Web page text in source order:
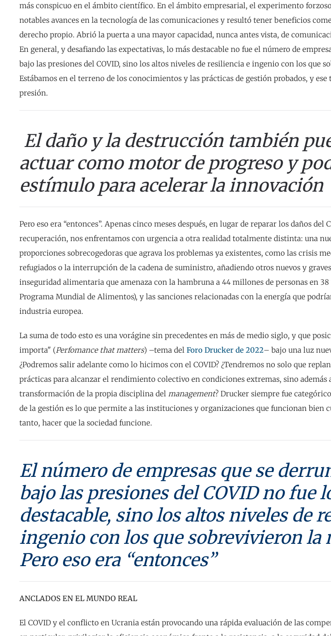
más conspicuo en el ámbito científico. En el ámbito empresarial, el experimento
notables avances en la tecnología de las comunicaciones y resultó tener beneficios
derecho propio. Abrió la puerta a una mayor capacidad, nunca antes vista, de
En general, y desafiando las expectativas, lo más destacable no fue el número de
bajo las presiones del COVID, sino los altos niveles de resiliencia e ingenio con los que
Estábamos en el terreno de los conocimientos y las prácticas de gestión probados, y
presión.
El daño y la destrucción también
actuar como motor de progreso y
estímulo para acelerar la innovación
Pero eso era “entonces”. Apenas cinco meses después, en lugar de reparar los daños del
recuperación, nos enfrentamos con urgencia a otra realidad totalmente distinta: una
proporciones sobrecogedoras que agrava los problemas ya existentes, como las crisis
refugiados o la interrupción de la cadena de suministro, añadiendo otros nuevos y
inseguridad alimentaria que amenaza con la hambruna a 44 millones de personas en 38
Programa Mundial de Alimentos), y las sanciones relacionadas con la energía que
industria europea.
La suma de todo esto es una vorágine sin precedentes en más de medio siglo, y que
importa" (Perfomance that matters) –tema del Foro Drucker de 2022– bajo una luz
¿Podremos salir adelante como lo hicimos con el COVID? ¿Tendremos no solo que
prácticas para alcanzar el rendimiento colectivo en condiciones extremas, sino además
transformación de la propia disciplina del management? Drucker siempre fue
de la gestión es lo que permite a las instituciones y organizaciones que funcionan bien
tanto, hacer que la sociedad funcione.
El número de empresas que se
bajo las presiones del COVID no fue
destacable, sino los altos niveles de
ingenio con los que sobrevivieron la
Pero eso era “entonces”
ANCLADOS EN EL MUNDO REAL
El COVID y el conflicto en Ucrania están provocando una rápida evaluación de las